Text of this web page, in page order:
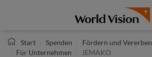
Start
Spenden
Fördern und Vererben
Für Unternehmen
JEMAKO